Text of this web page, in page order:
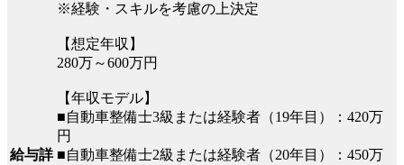
給与詳
※経験・スキルを考慮の上決定
【想定年収】
280万～600万円
【年収モデル】
■自動車整備士3級または経験者（19年目）：420万
円
■自動車整備士2級または経験者（20年目）：450万